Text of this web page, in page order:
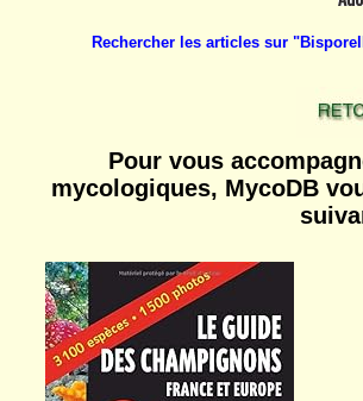
Rechercher les articles sur
Pour vous
mycologiques, MycoDB